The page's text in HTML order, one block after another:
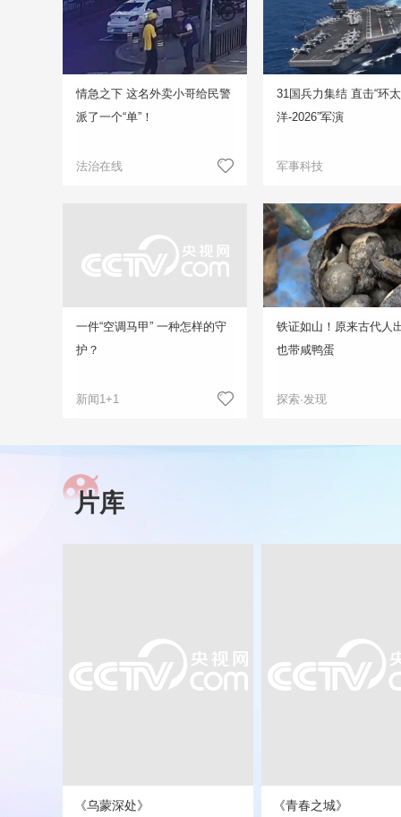
情急之下 这名外卖小哥给民警
派了一个“单”！
法治在线
31国兵力集结 直击“环
洋-2026”军演
军事科技
一件“空调马甲” 一种怎样的守
护？
新闻1+1
铁证如山！原来古代人
也带咸鸭蛋
探索·发现
片库
《乌蒙深处》 《青春之城》